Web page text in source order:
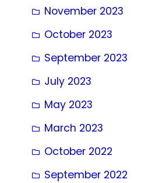
November 2023
October 2023
September 2023
July 2023
May 2023
March 2023
October 2022
September 2022